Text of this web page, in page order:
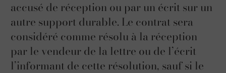
accusé de réception ou par un écrit sur un
autre support durable. Le contrat sera
considéré comme résolu à la réception
par le vendeur de la lettre ou de l’écrit
l’informant de cette résolution, sauf si le